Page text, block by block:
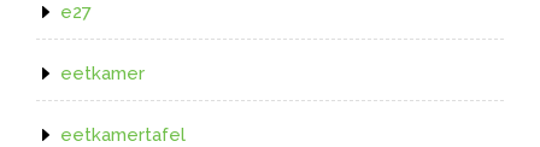
e27
eetkamer
eetkamertafel